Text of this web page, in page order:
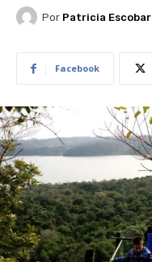
Por Patricia Escobar
Facebook